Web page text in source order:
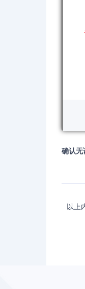
确认
以上